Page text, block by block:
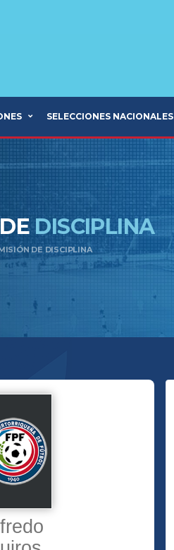
SELECCIONES NACIONALES
DISCIPLINA
DE DISCIPLINA